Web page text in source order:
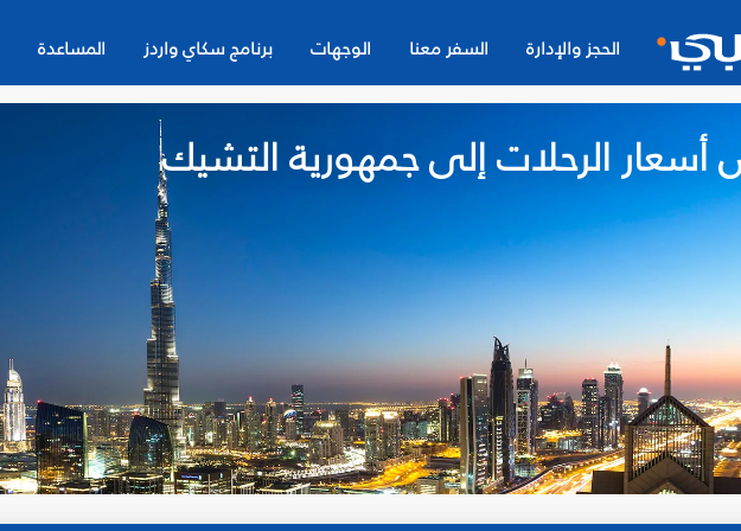
الحجز والإدارة السفر معنا الوجهات برنامج سكاي واردز المساعدة
أسعار الرحلات إلى جمهورية التشيك